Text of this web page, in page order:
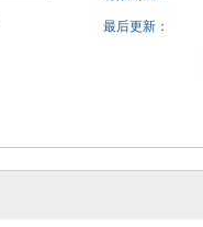
最后更新：